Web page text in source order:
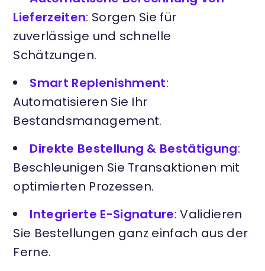
Lieferzeiten: Sorgen Sie für
zuverlässige und schnelle
Schätzungen.
Smart Replenishment:
Automatisieren Sie Ihr
Bestandsmanagement.
Direkte Bestellung & Bestätigung:
Beschleunigen Sie Transaktionen mit
optimierten Prozessen.
Integrierte E-Signature: Validieren
Sie Bestellungen ganz einfach aus der
Ferne.